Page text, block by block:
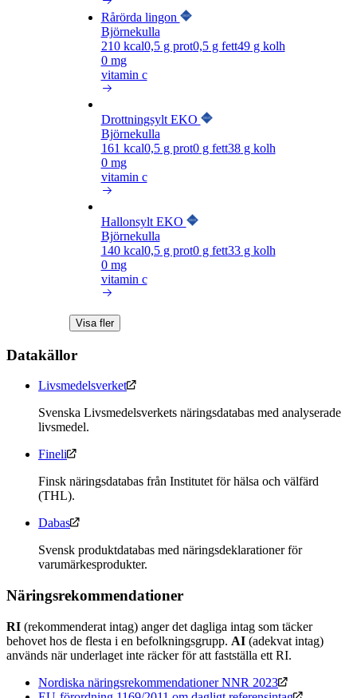
Rårörda lingon
Björnekulla
210kcal0,5g prot0,5g fett49g kolh
0 mg
vitamin c
Drottningsylt EKO
Björnekulla
161 kcal0,5g prot0g fett38g kolh
0 mg
vitamin c
Hallonsylt EKO
Björnekulla
140kcal0,5g prot0g fett33g kolh
0 mg
vitamin c
Visa fler
Datakällor
Livsmedelsverket
Svenska Livsmedelsverkets näringsdatabas med analyserade
livsmedel.
Fineli
Finsk näringsdatabas från Institutet för hälsa och välfärd
(THL).
Dabas
Svensk produktdatabas med näringsdeklarationer för
varumärkesprodukter.
Näringsrekommendationer
RI (rekommenderat intag) anger det dagliga intag som täcker
behovet hos de flesta i en befolkningsgrupp. AI (adekvat intag)
används när underlaget inte räcker för att fastställa ett RI.
Nordiska näringsrekommendationer NNR 2023